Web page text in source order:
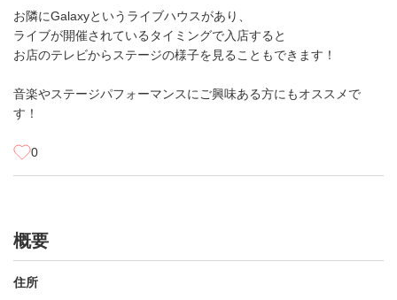
お隣にGalaxyというライブハウスがあり、
ライブが開催されているタイミングで入店すると
お店のテレビからステージの様子を見ることもできます！
音楽やステージパフォーマンスにご興味ある方にもオススメで
す！
0
概要
住所